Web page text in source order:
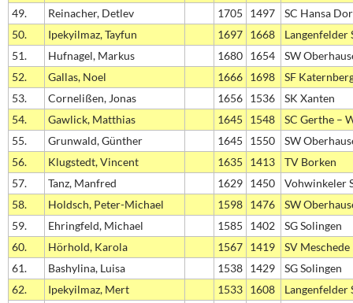
49. Reinacher, Detlev 1705 1497
SC Hansa
50.
Ipekyilmaz, Tayfun 1697 1668
Langenfelder
51.
Hufnagel, Markus 1680 1654
SW
52.
Gallas, Noel 1666 1698
SF
53.
Cornelißen, Jonas 1656 1536
SK Xanten
54.
Gawlick, Matthias 1645 1548
SC Gerthe –
55.
Grunwald, Günther 1645 1550
SW
56.
Klugstedt, Vincent 1635 1413
TV Borken
57.
Tanz, Manfred 1629 1450
Vohwinkeler
58.
Holdsch, Peter-Michael 1598 1476
SW
59.
Ehringfeld, Michael 1585 1402
SG Solingen
60.
Hörhold, Karola 1567 1419
SV Meschede
61.
Bashylina, Luisa 1538 1429
SG Solingen
62.
Ipekyilmaz, Mert 1533 1608
Langenfelder